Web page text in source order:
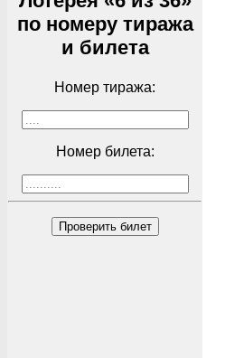
по номеру тиража
и билета
Номер тиража:
Номер билета:
Проверить билет